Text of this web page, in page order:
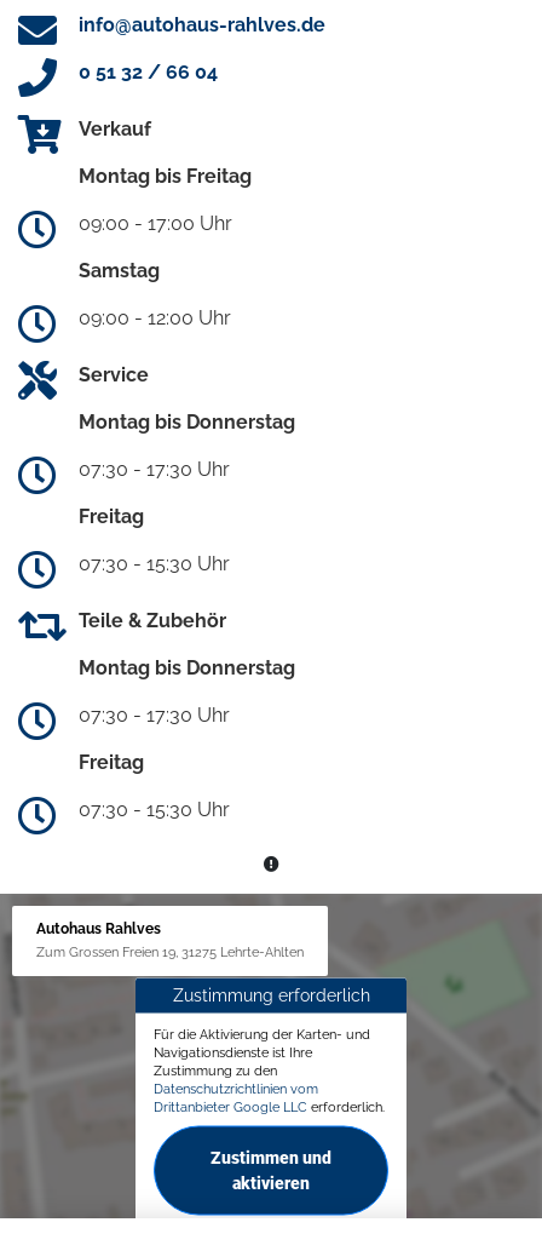
info@autohaus-rahlves.de
0 51 32 / 66 04
Verkauf
Montag bis Freitag
09:00 - 17:00 Uhr
Samstag
09:00 - 12:00 Uhr
Service
Montag bis Donnerstag
07:30 - 17:30 Uhr
Freitag
07:30 - 15:30 Uhr
Teile & Zubehör
Montag bis Donnerstag
07:30 - 17:30 Uhr
Freitag
07:30 - 15:30 Uhr
Autohaus Rahlves
Zum Grossen Freien 19, 31275 Lehrte-Ahlten
Zustimmung erforderlich
Für die Aktivierung der Karten- und
Navigationsdienste ist Ihre
Zustimmung zu den
Datenschutzrichtlinien vom
Drittanbieter Google LLC erforderlich.
Zustimmen und
aktivieren